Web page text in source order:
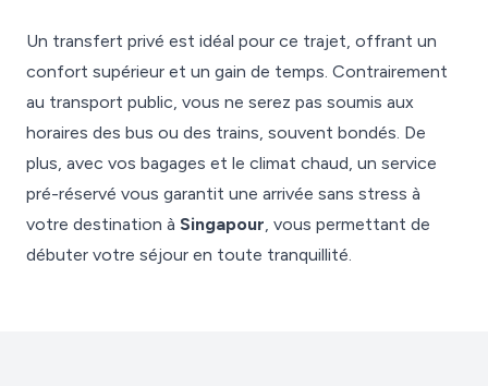
Un transfert privé est idéal pour ce trajet, offrant un
confort supérieur et un gain de temps. Contrairement
au transport public, vous ne serez pas soumis aux
horaires des bus ou des trains, souvent bondés. De
plus, avec vos bagages et le climat chaud, un service
pré-réservé vous garantit une arrivée sans stress à
votre destination à Singapour, vous permettant de
débuter votre séjour en toute tranquillité.